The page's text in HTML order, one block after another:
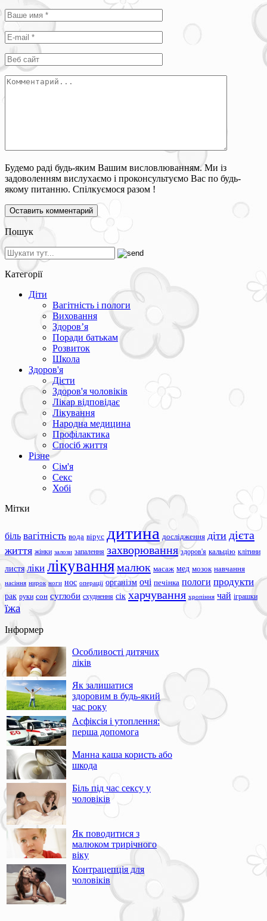
Будемо раді будь-яким Вашим висловлюванням. Ми із
задоволенням вислухаємо і проконсультуємо Вас по будь-
якому питанню. Спілкуємося разом !
Пошук
Категорії
Діти
Вагітність і пологи
Виховання
Здоров’я
Поради батькам
Розвиток
Школа
Здоров'я
Дієти
Здоров'я чоловіків
Лікар відповідає
Лікування
Народна медицина
Профілактика
Спосіб життя
Різне
Сім'я
Секс
Хобі
Мітки
біль вагітність вода вірус дитина дослідження діти дієта
життя жінки залози запалення захворювання здоров'я кальцію клітини
листя ліки лікуваннямалюк масаж мед мозок навчання
насіння нирок ноги нос операції організм очі печінка пологи продукти
рак руки сон суглоби схуднення сік харчування хропіння чай іграшки
їжа
Інформер
Особливості дитячих
ліків
Як залишатися
здоровим в будь-який
час року
Асфіксія і утоплення:
перша допомога
Манна каша користь або
шкода
Біль під час сексу у
чоловіків
Як поводитися з
малюком трирічного
віку
Контрацепція для
чоловіків